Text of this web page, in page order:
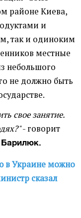
районе Киева,
и
так и одиноким
местные
небольшого
не должно быть
свое занятие.
- говорит
в Украине можно
сказал